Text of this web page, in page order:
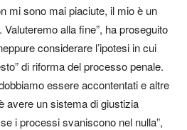
mi sono mai piaciute, il mio è un
alla fine”, ha proseguito
considerare l’ipotesi in cui
di riforma del processo penale.
essere accontentati e altre
avere un sistema di giustizia
i processi svaniscono nel nulla”,